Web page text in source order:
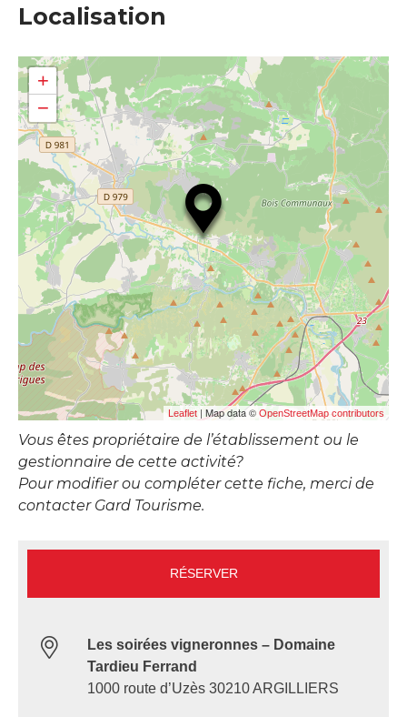
Localisation
+
−
Leaflet | Map data © OpenStreetMap contributors
Vous êtes propriétaire de l’établissement ou le
gestionnaire de cette activité?
Pour modifier ou compléter cette fiche, merci de
contacter Gard Tourisme.
RÉSERVER
Les soirées vigneronnes – Domaine
Tardieu Ferrand
1000 route d’Uzès 30210 ARGILLIERS